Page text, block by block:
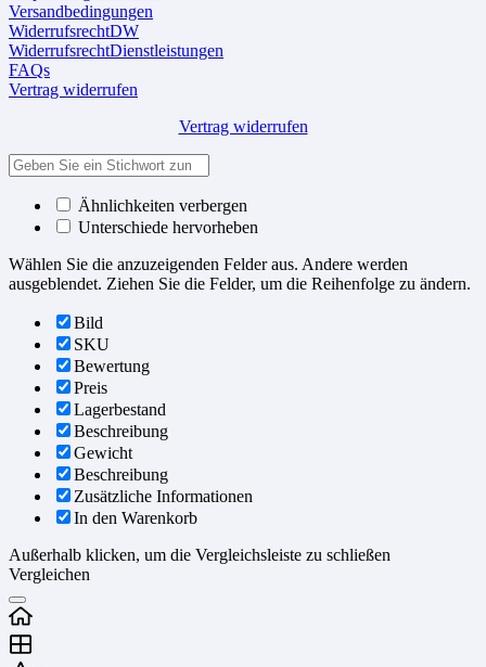
Versandbedingungen
WiderrufsrechtDW
WiderrufsrechtDienstleistungen
FAQs
Vertrag widerrufen
Vertrag widerrufen
Ähnlichkeiten verbergen
Unterschiede hervorheben
Wählen Sie die anzuzeigenden Felder aus. Andere werden
ausgeblendet. Ziehen Sie die Felder, um die Reihenfolge zu ändern.
Bild
SKU
Bewertung
Preis
Lagerbestand
Beschreibung
Gewicht
Beschreibung
Zusätzliche Informationen
In den Warenkorb
Außerhalb klicken, um die Vergleichsleiste zu schließen
Vergleichen